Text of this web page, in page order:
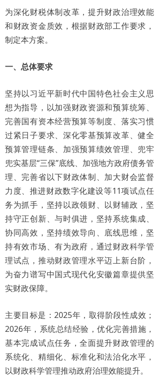
为深化财税体制改革，提升财政治理效能
和财政资金质效，根据财政部工作要求，
制定本方案。
一、总体要求
坚持以习近平新时代中国特色社会主义思
想为指导，以加强财政资源和预算统筹、
完善国有资本经营预算等制度、落实习惯
过紧日子要求、深化零基预算改革、健全
预算管理链条、加强预算绩效管理、兜牢
兜实基层“三保”底线、加强地方政府债务管
理、完善省以下财政体制、加大财会监督
力度、推进财政数字化建设等11项试点任
务为抓手，坚持以政领财、以财辅政，坚
持守正创新、与时俱进，坚持系统集成、
协同高效，坚持绩效导向、底线思维，坚
持有效市场、有为政府，通过财政科学管
理试点，推动财政管理水平迈上新台阶，
为奋力谱写中国式现代化安徽篇章提供坚
实财政保障。
主要目标是：2025年，取得阶段性成效；
2026年，系统总结经验，优化完善措施，
基本完成试点任务，全面提升财政管理的
系统化、精细化、标准化和法治化水平，
以财政科学管理推动政府治理效能提升。